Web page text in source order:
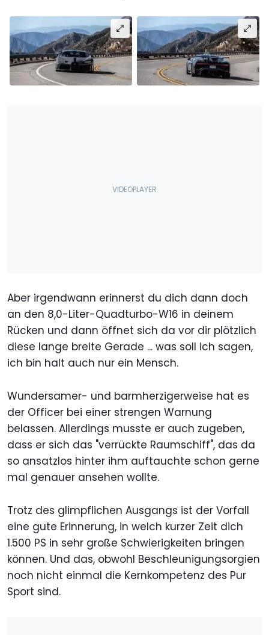
Aber irgendwann erinnerst du dich dann doch
an den 8,0-Liter-Quadturbo-W16 in deinem
Rücken und dann öffnet sich da vor dir plötzlich
diese lange breite Gerade ... was soll ich sagen,
ich bin halt auch nur ein Mensch.
Wundersamer- und barmherzigerweise hat es
der Officer bei einer strengen Warnung
belassen. Allerdings musste er auch zugeben,
dass er sich das "verrückte Raumschiff", das da
so ansatzlos hinter ihm auftauchte schon gerne
mal genauer ansehen wollte.
Trotz des glimpflichen Ausgangs ist der Vorfall
eine gute Erinnerung, in welch kurzer Zeit dich
1.500 PS in sehr große Schwierigkeiten bringen
können. Und das, obwohl Beschleunigungsorgien
noch nicht einmal die Kernkompetenz des Pur
Sport sind.